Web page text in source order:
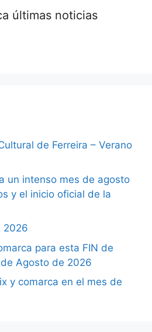
últimas noticias
de Ferreira – Verano
un intenso mes de agosto
y el inicio oficial de la
2026
para esta FIN de
Agosto de 2026
y comarca en el mes de